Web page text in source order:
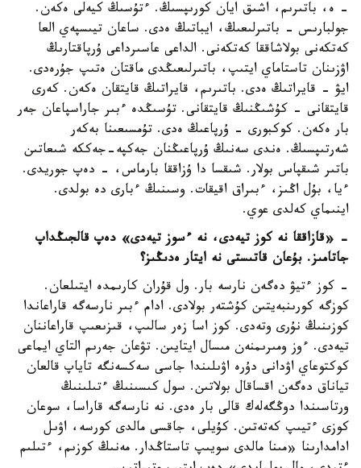
- ە، باتىرىم، اشىق ايان كورىپسىڭ. ءتۇسىڭ كيەلى ەكەن.
جولبارىس - باتىرلىعىڭ، ايباتىڭ ەدى. ساعان تيىسپەي العا
كەتكەنى بولاشاققا كەتكەنى. الداعى عاسىرداعى ۇرپاقتارىڭ
اۋزىنان تاستاماي ايتىپ، باتىرلىعىڭدى ماقتان ەتىپ جۇرەدى.
ايۋ - قايراتىڭ ەدى. باتىرىم، قايراتىڭ قايتقان ەكەن. كەرى
قايتقانى - كۇشىڭنىڭ قايتقانى. تۇسىڭدە ءبىر جاراسپاعان جەر
بار ەكەن. كوكبورى - ۇرپاعىڭ ەدى. تۇمسىعىنا بەكەر
شەرتىپسىڭ. ەندى سەنىڭ ۇرپاعىڭنان جەكپە-جەككە شىعاتىن
باتىر شىقپاس بولار. شىقسا دا ۇزاققا بارماس، - دەپ جوريدى.
ءيا، بۇل اڭىز، ءبىراق اقيقات. وسىنىڭ ءبارى دە بولدى.
اينىماي كەلدى عوي.
- «قازاققا نە كوز تيەدى، نە ءسوز تيەدى» دەپ قالجىڭداپ
جاتامىز. بۇعان قاتىستى نە ايتار ەدىڭىز؟
- كوز ءتيۋ دەگەن نارسە بار. ول قۇران كارىمدە ايتىلعان.
كوزگە كورىنبەيتىن كۇشتەر بولادى. ادام ءبىر نارسەگە قاراعاندا
كوزىنىڭ نۇرى وتەدى. كوز اسا زەر سالىپ، قىزىعىپ قاراعاننان
تيەدى. ءوز ومىرىمنەن مىسال ايتايىن. تۋعان جەرىم التاي ايماعى
كوكتوعاي اۋدانى دۇرە اۋىلىندا جاسى سەكسەنگە تاياپ قالعان
تياناق دەگەن اقساقال بولاتىن. سول كىسىنىڭ ءتىلىنىڭ
ورتاسىندا دوڭگەلەك قالى بار ەدى. نە نارسەگە قاراسا، سوعان
كوزى ءتيىپ كەتەتىن. كۇيلى، جاقسى مالدى كورسە، اۋىل
ادامدارىنا «مىنا مالدى سويىپ تاستاڭدار. مەنىڭ كوزىم، ءتىلىم